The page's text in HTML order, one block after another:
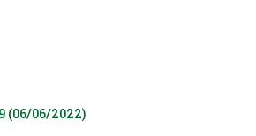
(06/06/2022)